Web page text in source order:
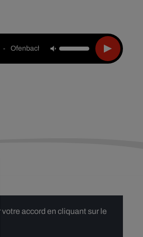
- Ofenbach, Starsailor
accord en cliquant sur le